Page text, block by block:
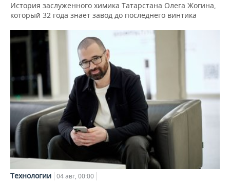
История заслуженного химика Татарстана Олега Жогина,
который 32 года знает завод до последнего винтика
Технологии 04 авг, 00:00